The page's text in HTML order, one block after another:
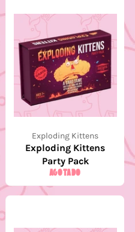
Exploding Kittens
Exploding Kittens
Party Pack
AGOTADO